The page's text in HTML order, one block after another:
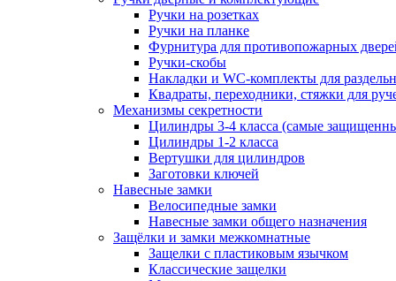
Ручки на розетках
Ручки на планке
Фурнитура для противопожарных
Ручки-скобы
Накладки и WC-комплекты для
Квадраты, переходники, стяжки для
Механизмы секретности
Цилиндры 3-4 класса (самые
Цилиндры 1-2 класса
Вертушки для цилиндров
Заготовки ключей
Навесные замки
Велосипедные замки
Навесные замки общего назначения
Защёлки и замки межкомнатные
Защелки с пластиковым язычком
Классические защелки